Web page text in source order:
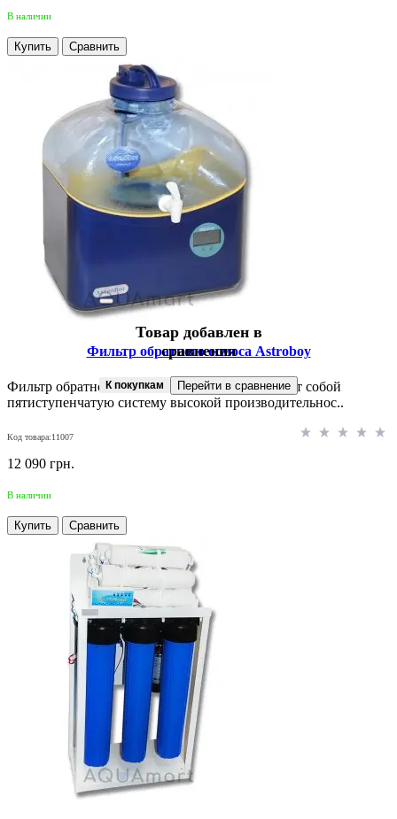
В наличии
Купить Сравнить
Фильтр обратного осмоса Astroboy
Фильтр обратного осмоса Astroboy представляет собой
пятиступенчатую систему высокой производительнос..
Код товара:11007
12 090 грн.
В наличии
Купить Сравнить
Товар добавлен в
сравнения
К покупкам Перейти в сравнение